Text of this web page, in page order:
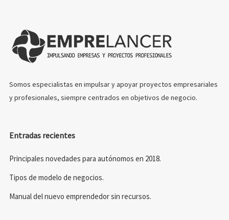
Somos especialistas en impulsar y apoyar proyectos empresariales
y profesionales, siempre centrados en objetivos de negocio.
Entradas recientes
Principales novedades para autónomos en 2018.
Tipos de modelo de negocios.
Manual del nuevo emprendedor sin recursos.